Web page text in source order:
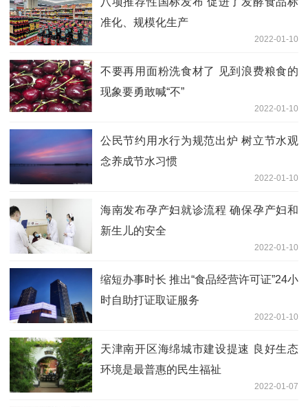
准化、规模化生产
2022-01-10
不要再用面粉洗食材了 见到浪费粮食的
现象要勇敢喊“不”
2022-01-10
公民节约用水行为规范出炉 树立节水观
念养成节水习惯
2022-01-10
海南发布孕产妇就诊流程 确保孕产妇和
新生儿的安全
2022-01-10
缩短办事时长 推出“食品经营许可证”24小
时自助打证取证服务
2022-01-10
天津南开区海绵城市建设提速 良好生态
环境是最普惠的民生福祉
2022-01-07